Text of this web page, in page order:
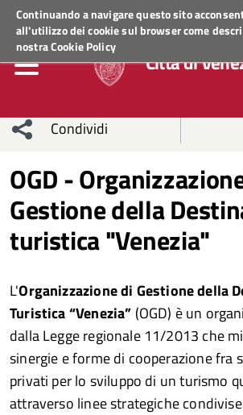
Continuando a navigare questo sito
all'utilizzo dei cookie sul browser come
nostraCookie Policy
Regione VenetoACCEDI AI SERVIZI
Città di
Condividi
sui social
network
Condividi
Condividi
su
Facebook
Condividi
su
Twitter
Condividi
su
Facebook
Condividi
su
Whatsapp
OGD -
Gestione della
turistica "Venezia"
L'Organizzazione di Gestione della
Turistica “Venezia” (OGD) è un
dalla Legge regionale 11/2013 che
sinergie e forme di cooperazione fra
privati per lo sviluppo di un turismo
attraverso linee strategiche